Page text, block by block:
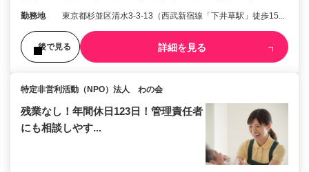
勤務地 東京都杉並区清水3-3-13（西武新宿線「下井草駅」徒歩15...
後で見る 詳細を見る
特定非営利活動（NPO）法人 わの会
残業なし！年間休日123日！管理責任者
にも相談しやす...